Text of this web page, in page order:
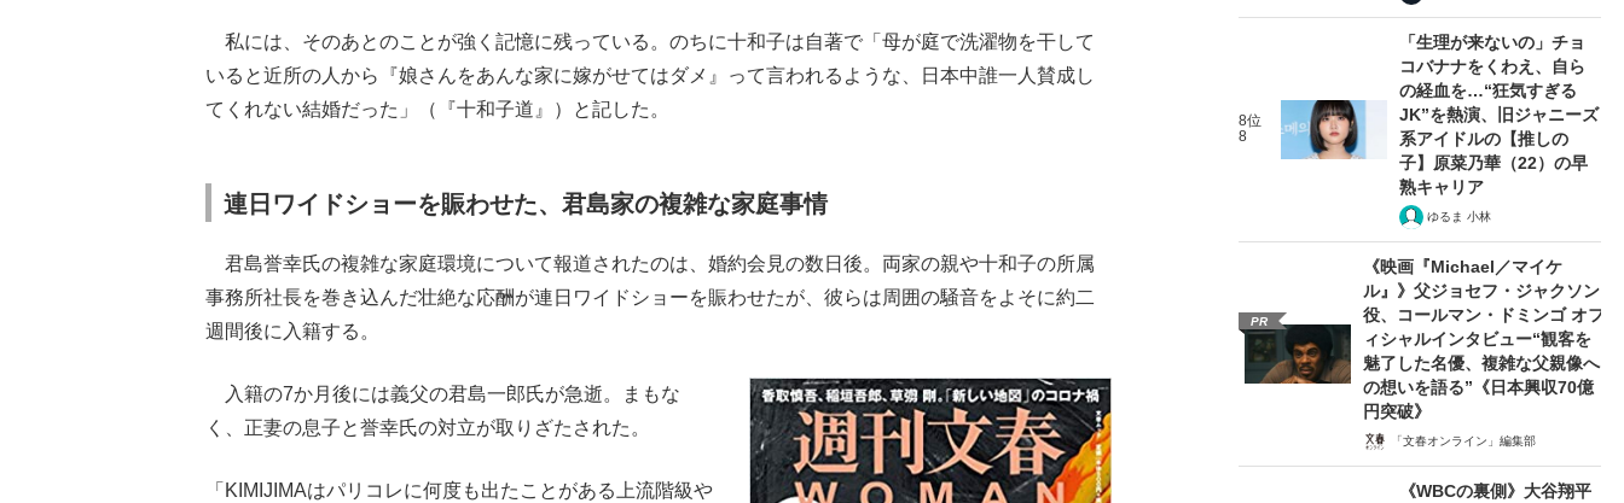
私には、そのあとのことが強く記憶に残っている。のちに十和子は自著で「母が庭で洗濯物を干して
いると近所の人から『娘さんをあんな家に嫁がせてはダメ』って言われるような、日本中誰一人賛成し
てくれない結婚だった」（『十和子道』）と記した。
連日ワイドショーを賑わせた、君島家の複雑な家庭事情
君島誉幸氏の複雑な家庭環境について報道されたのは、婚約会見の数日後。両家の親や十和子の所属
事務所社長を巻き込んだ壮絶な応酬が連日ワイドショーを賑わせたが、彼らは周囲の騒音をよそに約二
週間後に入籍する。
入籍の7か月後には義父の君島一郎氏が急逝。まもな
く、正妻の息子と誉幸氏の対立が取りざたされた。
「KIMIJIMAはパリコレに何度も出たことがある上流階級や
8位
8
「生理が来ないの」チョ
コバナナをくわえ、自ら
の経血を…“狂気すぎる
JK”を熱演、旧ジャニーズ
系アイドルの【推しの
子】原菜乃華（22）の早
熟キャリア
ゆるま 小林
PR
《映画『Michael／マイケ
ル』》父ジョセフ・ジャクソン
役、コールマン・ドミンゴ オフ
ィシャルインタビュー“観客を
魅了した名優、複雑な父親像へ
の想いを語る”《日本興収70億
円突破》
「文春オンライン」編集部
《WBCの裏側》大谷翔平